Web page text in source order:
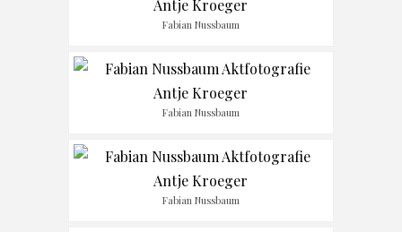
Fabian Nussbaum
Fabian Nussbaum
Fabian Nussbaum